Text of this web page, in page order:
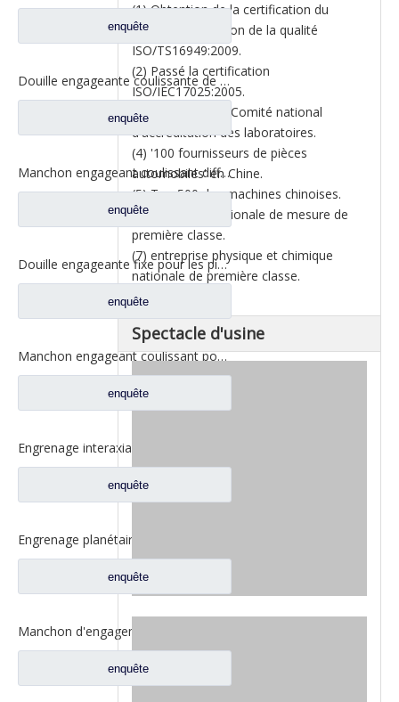
enquête
Douille engageante coulissante de serrure différentielle pour les pièces de rechange 2SBF0053M0-1 de camion de Ford
enquête
Manchon engageant coulissant différentiel pour les pièces de rechange 2SBF0051M0-9 de camion de Ford d'axe de Fuwa 470
enquête
Douille engageante fixe pour les pièces de rechange 2SBF0050M0-8 de camion de Ford d'axe de Fuwa 470
enquête
Manchon engageant coulissant pour les pièces de rechange BF0047M0-4 de camion de Ford d'axe de Fuwa 330
enquête
enquête
enquête
enquête
(1) Obtention de la certification du
système de gestion de la qualité
ISO/TS16949:2009.
(2) Passé la certification
ISO/IEC17025:2005.
(3) Certifié par le Comité national
d'accréditation des laboratoires.
(4) '100 fournisseurs de pièces
automobiles' en Chine.
(5) Top 500 des machines chinoises.
(6) Entreprise nationale de mesure de
première classe.
(7) entreprise physique et chimique
nationale de première classe.
Spectacle d'usine